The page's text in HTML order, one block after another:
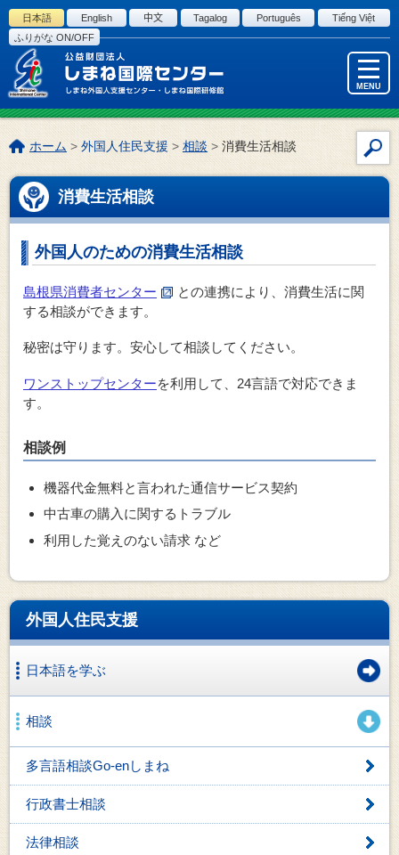
このページの本文へ
日本語 English 中文 Tagalog Português
Tiếng Việt
ふりがな ON/OFF
MENU
イ
内
こ
の
ペ
ー
ジ
ホーム>外国人住民支援 >相談>消費生活相談
消費生活相談
外国人のための消費生活相談
島根県消費者センター
との連携により、消費生活に関
する相談ができます。
秘密は守ります。安心して相談してください。
ワンストップセンターを利用して、24言語で対応できま
す。
相談例
機器代金無料と言われた通信サービス契約
中古車の購入に関するトラブル
利用した覚えのない請求 など
外国人住民支援
日本語を学ぶ
相談
多言語相談Go-enしまね
行政書士相談
法律相談